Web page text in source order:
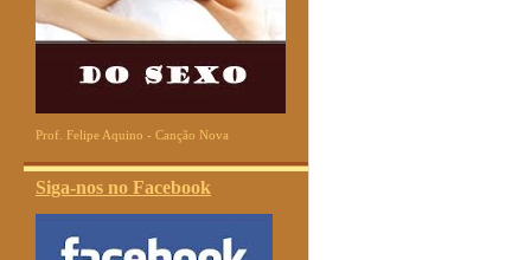
Prof. Felipe Aquino - Canção Nova
Siga-nos no Facebook